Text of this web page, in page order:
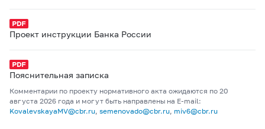
Проект инструкции Банка России
Пояснительная записка
Комментарии по проекту нормативного акта ожидаются по 20
августа 2026 года и могут быть направлены на E-mail:
KovalevskayaMV@cbr.ru, semenovado@cbr.ru, miv6@cbr.ru